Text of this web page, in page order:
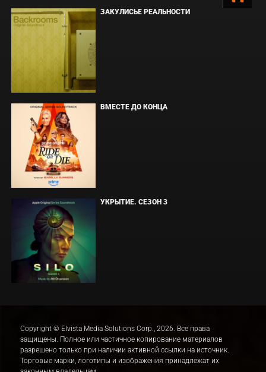
ЗАКУЛИСЬЕ РЕАЛЬНОСТИ
ВМЕСТЕ ДО КОНЦА
УКРЫТИЕ. СЕЗОН 3
Copyright © Elvista Media Solutions Corp., 2026. Все права
защищены. Полное или частичное копирование материалов
разрешено только при наличии активной ссылки на источник.
Торговые марки, логотипы и изображения принадлежат их